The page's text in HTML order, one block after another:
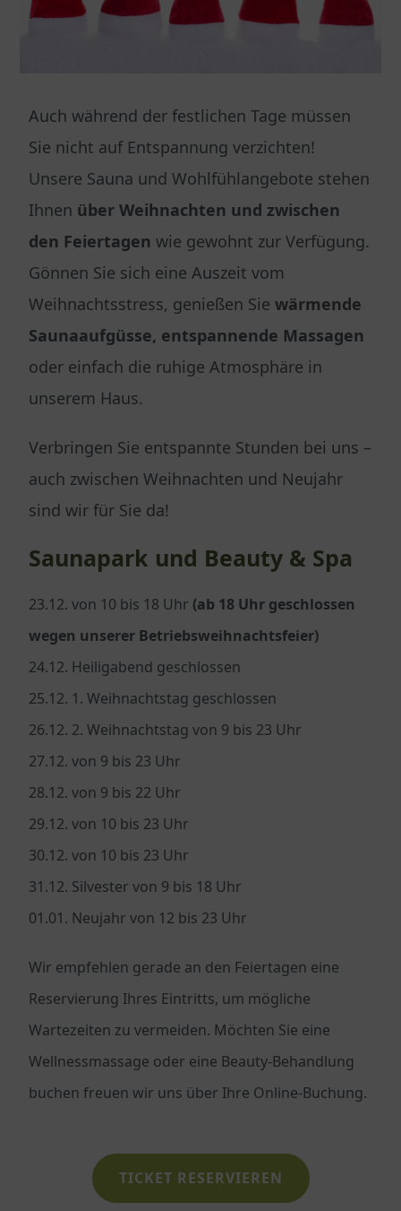
Auch während der festlichen Tage müssen
Sie nicht auf Entspannung verzichten!
Unsere Sauna und Wohlfühlangebote stehen
Ihnen über Weihnachten und zwischen
den Feiertagen wie gewohnt zur Verfügung.
Gönnen Sie sich eine Auszeit vom
Weihnachtsstress, genießen Siewärmende
Saunaaufgüsse, entspannende Massagen
oder einfach die ruhige Atmosphäre in
unserem Haus.
Verbringen Sie entspannte Stunden bei uns –
auch zwischen Weihnachten und Neujahr
sind wir für Sie da!
Saunapark und Beauty & Spa
23.12. von 10 bis 18 Uhr (ab 18 Uhr geschlossen
wegen unserer Betriebsweihnachtsfeier)
24.12. Heiligabend geschlossen
25.12. 1. Weihnachtstag geschlossen
26.12. 2. Weihnachtstag von 9 bis 23 Uhr
27.12. von 9 bis 23 Uhr
28.12. von 9 bis 22 Uhr
29.12. von 10 bis 23 Uhr
30.12. von 10 bis 23 Uhr
31.12. Silvester von 9 bis 18 Uhr
01.01. Neujahr von 12 bis 23 Uhr
Wir empfehlen gerade an den Feiertagen eine
Reservierung Ihres Eintritts, um mögliche
Wartezeiten zu vermeiden. Möchten Sie eine
Wellnessmassage oder eine Beauty-Behandlung
buchen freuen wir uns über Ihre Online-Buchung.
TICKET RESERVIEREN